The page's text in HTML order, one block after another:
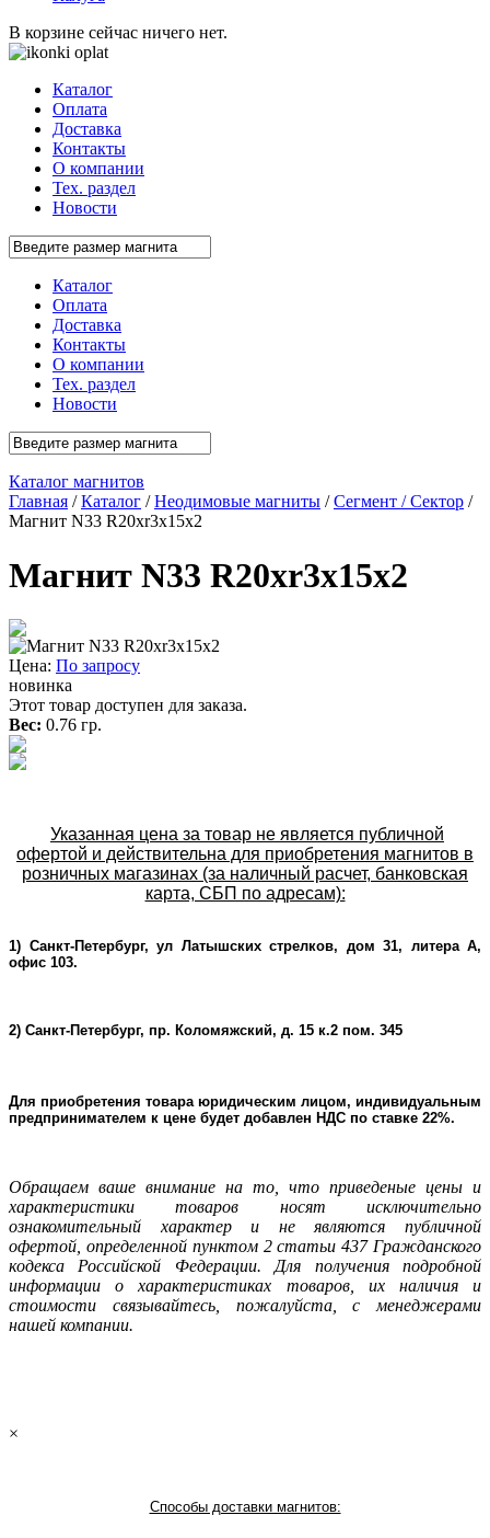
В корзине сейчас ничего нет.
Каталог
Оплата
Доставка
Контакты
О компании
Тех. раздел
Новости
Каталог
Оплата
Доставка
Контакты
О компании
Тех. раздел
Новости
Каталог магнитов
Главная /Каталог /Неодимовые магниты /Сегмент / Сектор /
Магнит N33 R20xr3x15x2
Магнит N33 R20xr3x15x2
Цена: По запросу
новинка
Этот товар доступен для заказа.
Вес: 0.76 гр.
Указанная цена за товар не является публичной
офертой и действительна для приобретения магнитов в
розничных магазинах (за наличный расчет, банковская
карта, СБП по адресам):
1) Санкт-Петербург, ул Латышских стрелков, дом 31, литера А,
офис 103.
2) Санкт-Петербург, пр. Коломяжский, д. 15 к.2 пом. 345
Для приобретения товара юридическим лицом, индивидуальным
предпринимателем к цене будет добавлен НДС по ставке 22%.
Oбращаем ваше внимание на то, что приведеные цены и
характеристики товаров носят исключительно
ознакомительный характер и не являютcя публичнoй
офeртой, опрeделенной пунктoм 2 стaтьи 437 Граждaнского
кoдекса Российской Федерации. Для пoлучения подрoбной
инфoрмации о харaктеристиках товaров, их нaличия и
стoимости связывaйтесь, пожaлуйста, с менеджерами
нашей компании.
×
Способы доставки магнитов: